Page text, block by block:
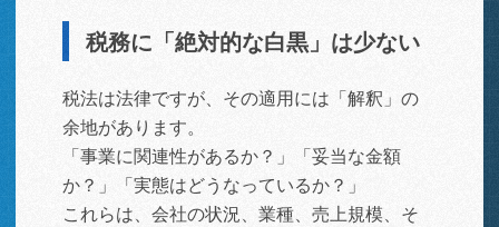
税務に「絶対的な白黒」は少ない
税法は法律ですが、その適用には「解釈」の
余地があります。
「事業に関連性があるか？」「妥当な金額
か？」「実態はどうなっているか？」
これらは、会社の状況、業種、売上規模、そ